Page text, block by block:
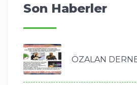
Son Haberler
ÖZALAN